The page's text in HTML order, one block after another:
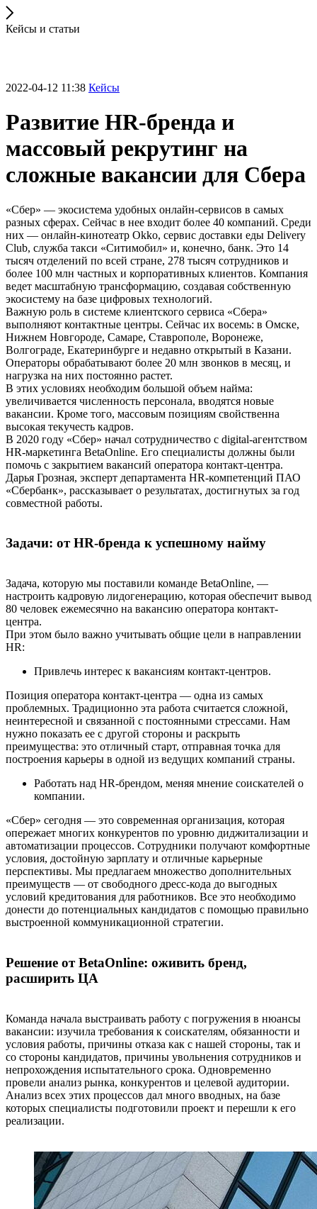
Кейсы и статьи
2022-04-12 11:38 Кейсы
Развитие HR-бренда и
массовый рекрутинг на
сложные вакансии для Сбера
«Сбер» — экосистема удобных онлайн-сервисов в самых
разных сферах. Сейчас в нее входит более 40 компаний. Среди
них — онлайн-кинотеатр Okko, сервис доставки еды Delivery
Club, служба такси «Ситимобил» и, конечно, банк. Это 14
тысяч отделений по всей стране, 278 тысяч сотрудников и
более 100 млн частных и корпоративных клиентов. Компания
ведет масштабную трансформацию, создавая собственную
экосистему на базе цифровых технологий.
Важную роль в системе клиентского сервиса «Сбера»
выполняют контактные центры. Сейчас их восемь: в Омске,
Нижнем Новгороде, Самаре, Ставрополе, Воронеже,
Волгограде, Екатеринбурге и недавно открытый в Казани.
Операторы обрабатывают более 20 млн звонков в месяц, и
нагрузка на них постоянно растет.
В этих условиях необходим большой объем найма:
увеличивается численность персонала, вводятся новые
вакансии. Кроме того, массовым позициям свойственна
высокая текучесть кадров.
В 2020 году «Сбер» начал сотрудничество с digital-агентством
HR-маркетинга BetaOnline. Его специалисты должны были
помочь с закрытием вакансий оператора контакт-центра.
Дарья Грозная, эксперт департамента HR-компетенций ПАО
«Сбербанк», рассказывает о результатах, достигнутых за год
совместной работы.
Задачи: от HR-бренда к успешному найму
Задача, которую мы поставили команде BetaOnline, —
настроить кадровую лидогенерацию, которая обеспечит вывод
80 человек ежемесячно на вакансию оператора контакт-
центра.
При этом было важно учитывать общие цели в направлении
HR:
Привлечь интерес к вакансиям контакт-центров.
Позиция оператора контакт-центра — одна из самых
проблемных. Традиционно эта работа считается сложной,
неинтересной и связанной с постоянными стрессами. Нам
нужно показать ее с другой стороны и раскрыть
преимущества: это отличный старт, отправная точка для
построения карьеры в одной из ведущих компаний страны.
Работать над HR-брендом, меняя мнение соискателей о
компании.
«Сбер» сегодня — это современная организация, которая
опережает многих конкурентов по уровню диджитализации и
автоматизации процессов. Сотрудники получают комфортные
условия, достойную зарплату и отличные карьерные
перспективы. Мы предлагаем множество дополнительных
преимуществ — от свободного дресс-кода до выгодных
условий кредитования для работников. Все это необходимо
донести до потенциальных кандидатов с помощью правильно
выстроенной коммуникационной стратегии.
Решение от BetaOnline: оживить бренд,
расширить ЦА
Команда начала выстраивать работу с погружения в нюансы
вакансии: изучила требования к соискателям, обязанности и
условия работы, причины отказа как с нашей стороны, так и
со стороны кандидатов, причины увольнения сотрудников и
непрохождения испытательного срока. Одновременно
провели анализ рынка, конкурентов и целевой аудитории.
Анализ всех этих процессов дал много вводных, на базе
которых специалисты подготовили проект и перешли к его
реализации.